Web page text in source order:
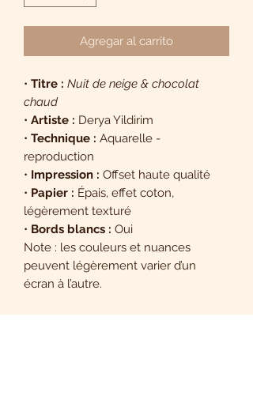
Agregar al carrito
• Titre : Nuit de neige & chocolat
chaud
• Artiste : Derya Yildirim
• Technique : Aquarelle -
reproduction
• Impression : Offset haute qualité
• Papier : Épais, effet coton,
légèrement texturé
• Bords blancs : Oui
Note : les couleurs et nuances
peuvent légèrement varier d’un
écran à l’autre.